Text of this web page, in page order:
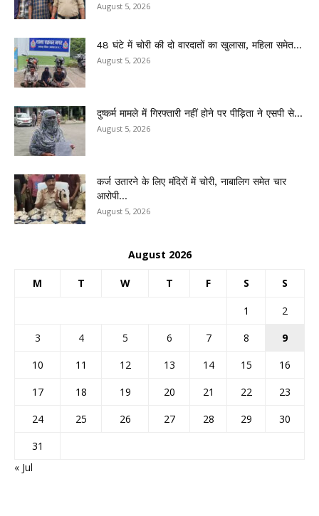
August 5, 2026
48 घंटे में चोरी की दो वारदातों का खुलासा, महिला समेत...
August 5, 2026
दुष्कर्म मामले में गिरफ्तारी नहीं होने पर पीड़िता ने एसपी से...
August 5, 2026
कर्ज उतारने के लिए मंदिरों में चोरी, नाबालिग समेत चार
आरोपी...
August 5, 2026
August 2026
M T W T F S S
1
2
3
4 5 6 7 8
9
10
11 12 13 14 15
16
17
18 19 20 21 22
23
24
25 26 27 28 29
30
31
« Jul